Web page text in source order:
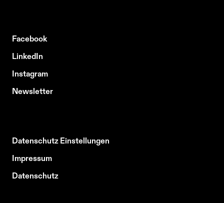
Facebook
LinkedIn
Instagram
Newsletter
Datenschutz Einstellungen
Impressum
Datenschutz